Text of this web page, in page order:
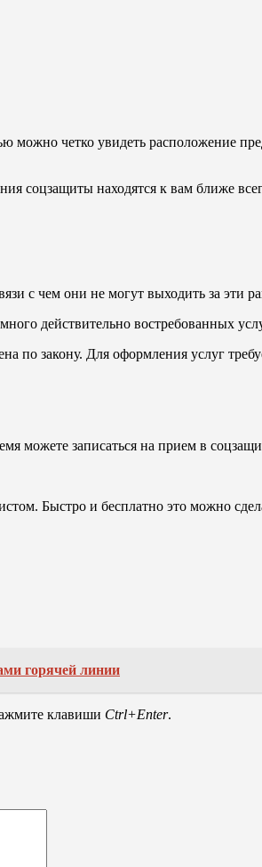
четко увидеть расположение
соцзащиты находятся к вам ближе
с чем они не могут выходить за эти
действительно востребованных
закону. Для оформления услуг
можете записаться на прием в
Быстро и бесплатно это можно
горячей линии
клавиши Ctrl+Enter.